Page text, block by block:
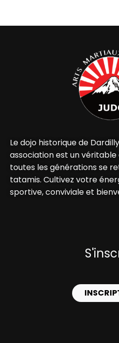
Le dojo historique de
association est un
toutes les générations se
tatamis. Cultivez votre
sportive, conviviale et